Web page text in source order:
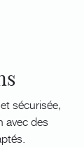
sécurisée,
avec des